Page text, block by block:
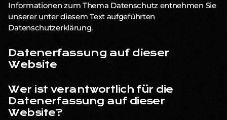
Informationen zum Thema Datenschutz entnehmen Sie
unserer unter diesem Text aufgeführten
Datenschutzerklärung.
Datenerfassung auf dieser
Website
Wer ist verantwortlich für die
Datenerfassung auf dieser
Website?